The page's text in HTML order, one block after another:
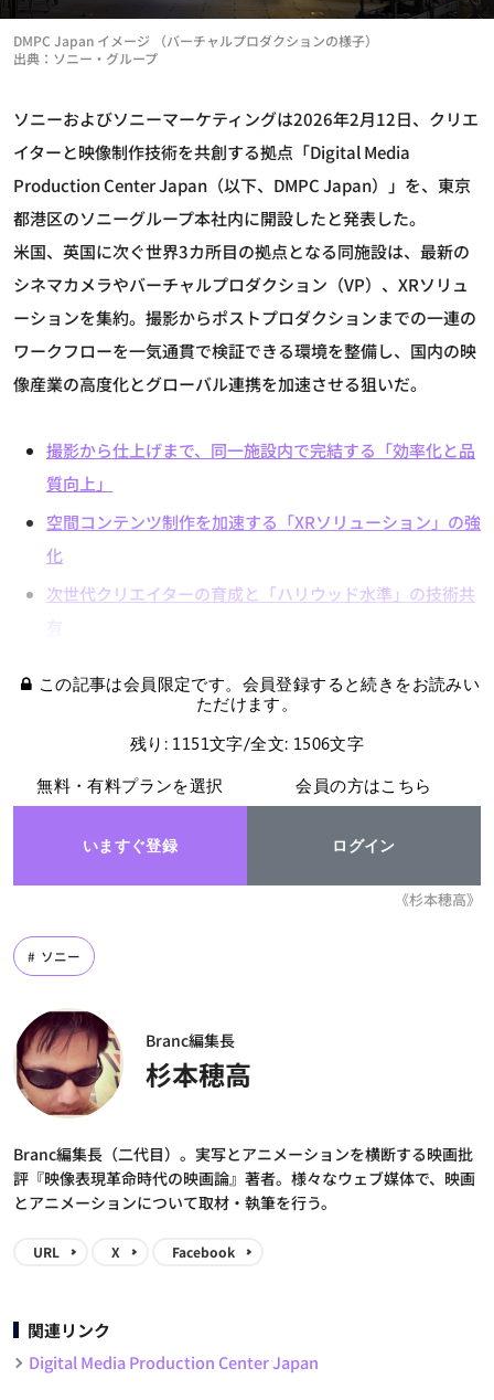
出典：ソニー・グループ
DMPC Japan イメージ （バーチャルプロダクションの様子）
ソニーおよびソニーマーケティングは2026年2月12日、クリエ
イターと映像制作技術を共創する拠点「Digital Media
Production Center Japan（以下、DMPC Japan）」を、東京
都港区のソニーグループ本社内に開設したと発表した。
米国、英国に次ぐ世界3カ所目の拠点となる同施設は、最新の
シネマカメラやバーチャルプロダクション（VP）、XRソリュ
ーションを集約。撮影からポストプロダクションまでの一連の
ワークフローを一気通貫で検証できる環境を整備し、国内の映
像産業の高度化とグローバル連携を加速させる狙いだ。
撮影から仕上げまで、同一施設内で完結する「効率化と品
質向上」
空間コンテンツ制作を加速する「XRソリューション」の強
化
次世代クリエイターの育成と「ハリウッド水準」の技術共
この記事は会員限定です。会員登録すると続きをお読みい
ただけます。
残り: 1151文字/全文: 1506文字
無料・有料プランを選択
いますぐ登録
会員の方はこちら
ログイン
《杉本穂高》
ソニー
Branc編集長
杉本穂高
Branc編集長（二代目）。実写とアニメーションを横断する映画批
評『映像表現革命時代の映画論』著者。様々なウェブ媒体で、映画
とアニメーションについて取材・執筆を行う。
URL X Facebook
関連リンク
Digital Media Production Center Japan